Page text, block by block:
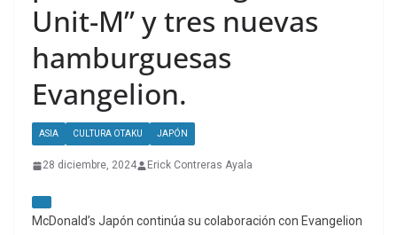
Unit-M” y tres nuevas
hamburguesas
Evangelion.
ASIA CULTURA OTAKU JAPÓN
28 diciembre, 2024 Erick Contreras Ayala
McDonald’s Japón continúa su colaboración con Evangelion